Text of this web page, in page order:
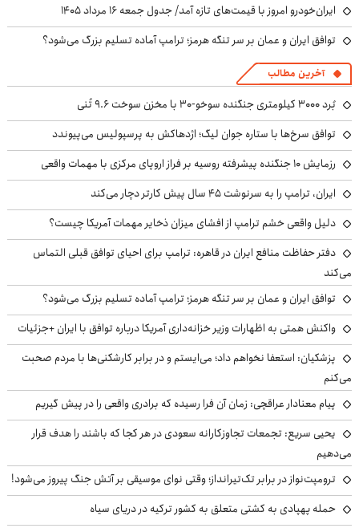
ایران‌خودرو امروز با قیمت‌های تازه آمد/ جدول جمعه ۱۶ مرداد ۱۴۰۵
توافق ایران و عمان بر سر تنگه هرمز؛ ترامپ آماده تسلیم بزرگ می‌شود؟
آخرین مطالب
بُرد ۳۰۰۰ کیلومتری جنگنده سوخو-۳۰ با مخزن سوخت ۹.۶ تُنی
توافق سرخ‌ها با ستاره جوان لیگ؛ اژدهاکش به پرسپولیس می‌پیوندد
رزمایش ۱۰ جنگنده پیشرفته روسیه بر فراز اروپای مرکزی با مهمات واقعی
ایران، ترامپ را به سرنوشت ۴۵ سال پیش کارتر دچار می‌کند
دلیل واقعی خشم ترامپ از افشای میزان ذخایر مهمات آمریکا چیست؟
دفتر حفاظت منافع ایران در قاهره: ترامپ برای احیای توافق قبلی التماس
می‌کند
توافق ایران و عمان بر سر تنگه هرمز؛ ترامپ آماده تسلیم بزرگ می‌شود؟
واکنش همتی به اظهارات وزیر خزانه‌داری آمریکا درباره توافق با ایران +جزئیات
پزشکیان: استعفا نخواهم داد؛ می‌ایستم و در برابر کارشکنی‌ها با مردم صحبت
می‌کنم
پیام معنادار عراقچی: زمان آن فرا رسیده که برادری واقعی را در پیش گیریم
یحیی سریع: تجمعات تجاوزکارانه سعودی در هر کجا که باشند را هدف قرار
می‌دهیم
ترومپت‌نواز در برابر تک‌تیرانداز؛ وقتی نوای موسیقی بر آتش جنگ پیروز می‌شود!
حمله پهپادی به کشتی متعلق به کشور ترکیه در دریای سیاه